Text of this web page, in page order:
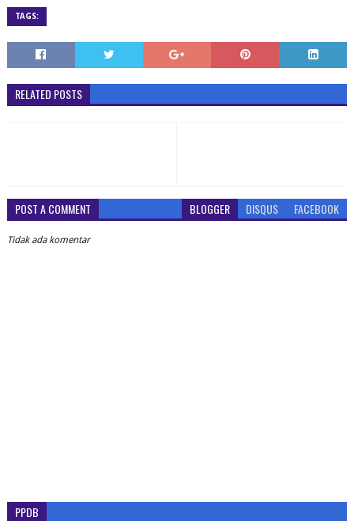
TAGS:
RELATED POSTS
POST A COMMENT BLOGGER DISQUS FACEBOOK
Tidak ada komentar
PPDB